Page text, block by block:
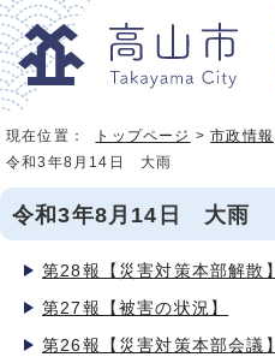
現在位置： トップページ >市政情報
令和3年8月14日 大雨
令和3年8月14日 大雨
第28報【災害対策本部解散】
第27報【被害の状況】
第26報【災害対策本部会議】